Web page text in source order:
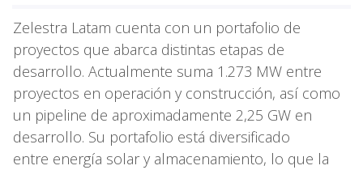
Zelestra Latam cuenta con un portafolio de
proyectos que abarca distintas etapas de
desarrollo. Actualmente suma 1.273 MW entre
proyectos en operación y construcción, así como
un pipeline de aproximadamente 2,25 GW en
desarrollo. Su portafolio está diversificado
entre energía solar y almacenamiento, lo que la